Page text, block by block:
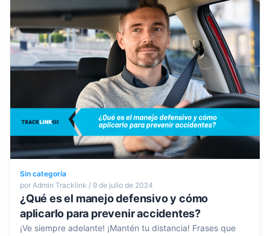
Sin categoría
por Admin Tracklink / 9 de julio de 2024
¿Qué es el manejo defensivo y cómo
aplicarlo para prevenir accidentes?
¡Ve siempre adelante! ¡Mantén tu distancia! Frases que